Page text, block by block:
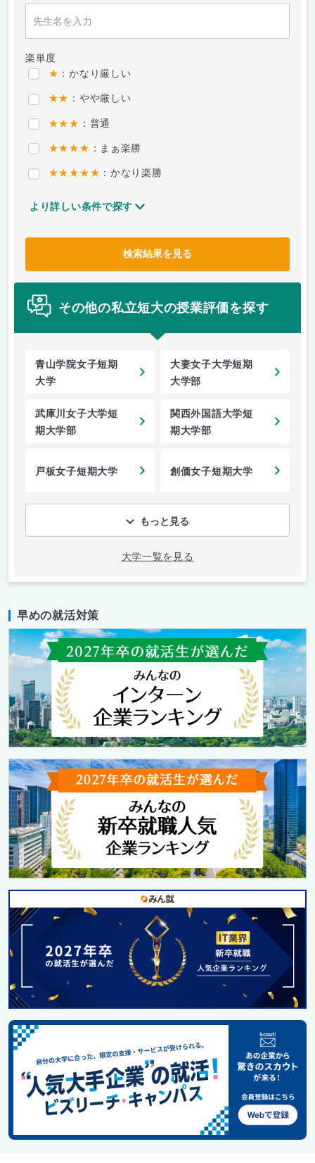
楽単度
★ ：かなり厳しい
★★ ：やや厳しい
★★★ ：普通
★★★★ ：まぁ楽勝
★★★★★ ：かなり楽勝
より詳しい条件で探す
検索結果を見る
その他の私立短大の授業評価を探す
青山学院女子短期
大学
大妻女子大学短期
大学部
武庫川女子大学短
期大学部
関西外国語大学短
期大学部
戸板女子短期大学 創価女子短期大学
もっと見る
大学一覧を見る
早めの就活対策